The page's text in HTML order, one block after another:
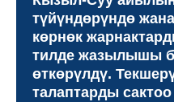
түйүндөрүндө
көрнөк
тилде жазылышы
өткөрүлдү.
талаптарды